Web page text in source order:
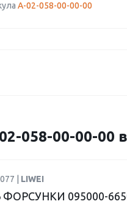
А-02-058-00-00-00
00-00-00
| LIWEI
095000-